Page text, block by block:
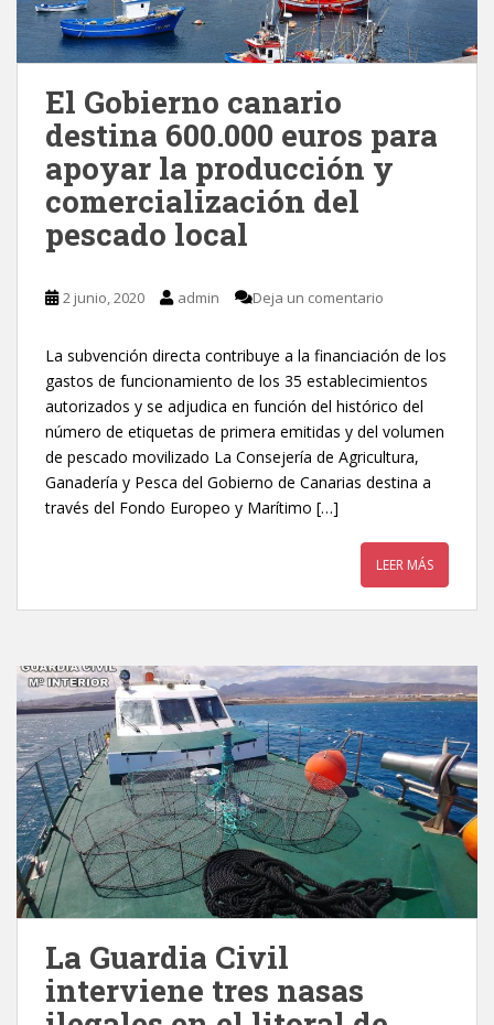
El Gobierno canario
destina 600.000 euros para
apoyar la producción y
comercialización del
pescado local
2 junio, 2020 admin Deja un comentario
La subvención directa contribuye a la financiación de los
gastos de funcionamiento de los 35 establecimientos
autorizados y se adjudica en función del histórico del
número de etiquetas de primera emitidas y del volumen
de pescado movilizado La Consejería de Agricultura,
Ganadería y Pesca del Gobierno de Canarias destina a
través del Fondo Europeo y Marítimo […]
LEER MÁS
La Guardia Civil
interviene tres nasas